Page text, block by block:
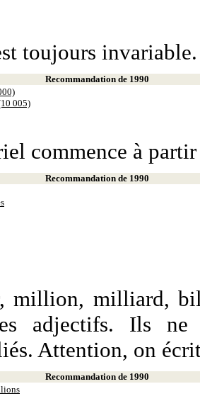
toujours invariable.
Recommandation de 1990
005)
commence à
Recommandation de 1990
million, milliard,
adjectifs. Ils ne
Attention, on
Recommandation de 1990